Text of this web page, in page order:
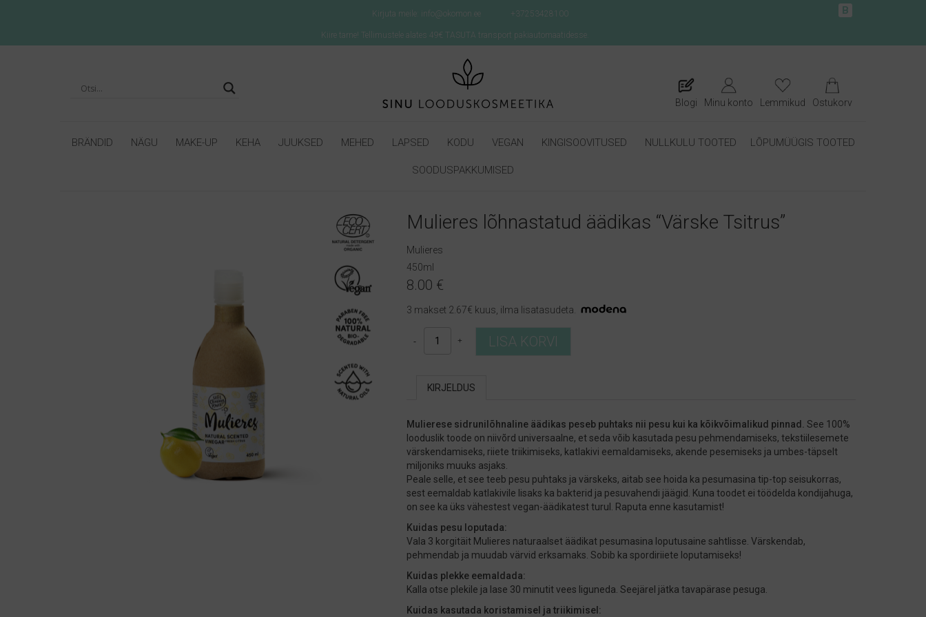
Kirjuta meile: info@okomon.ee +37253428100
Kiire tarne! Tellimustele alates 49€ TASUTA transport pakiautomaatidesse.
B
Blogi Minu konto Lemmikud Ostukorv
BRÄNDID NÄGU MAKE-UP KEHA JUUKSED MEHED LAPSED KODU VEGAN KINGISOOVITUSED NULLKULU TOOTED LÕPUMÜÜGIS TOOTED
SOODUSPAKKUMISED
Mulieres lõhnastatud äädikas “Värske Tsitrus”
Mulieres
450ml
8.00 €
3 makset 2.67€ kuus, ilma lisatasudeta.
lõhnastatud
Tsitrus"
LISA KORVI
KIRJELDUS
Mulierese sidrunilõhnaline äädikas peseb puhtaks nii pesu kui ka kõikvõimalikud pinnad.
See 100%
looduslik toode on niivõrd universaalne, et seda võib kasutada pesu pehmendamiseks, tekstiilesemete
värskendamiseks, riiete triikimiseks, katlakivi eemaldamiseks, akende pesemiseks ja umbes-täpselt
miljoniks muuks asjaks.
Peale selle, et see teeb pesu puhtaks ja värskeks, aitab see hoida ka pesumasina tip-top seisukorras,
sest eemaldab katlakivile lisaks ka bakterid ja pesuvahendi jäägid. Kuna toodet ei töödelda kondijahuga,
on see ka üks vähestest vegan-äädikatest turul. Raputa enne kasutamist!
Kuidas pesu loputada:
Vala 3 korgitäit Mulieres naturaalset äädikat pesumasina loputusaine sahtlisse. Värskendab,
pehmendab ja muudab värvid erksamaks. Sobib ka spordiriiete loputamiseks!
Kuidas plekke eemaldada:
Kalla otse plekile ja lase 30 minutit vees liguneda. Seejärel jätka tavapärase pesuga.
Kuidas kasutada koristamisel ja triikimisel: